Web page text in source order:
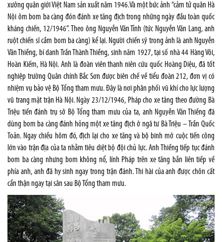
xưởng quân giới Việt Nam sản xuất năm 1946.Và một bức ảnh “cảm tử quân Hà
Nội ôm bom ba càng đón đánh xe tăng địch trong những ngày đầu toàn quốc
kháng chiến, 12/1946”. Theo ông Nguyễn Văn Tỉnh (tức Nguyễn Văn Lang, anh
ruột chiến sĩ cầm bom ba càng) kể lại. Người chiến sỹ trong ảnh là anh Nguyễn
Văn Thiềng, bí danh Trần Thành Thiềng, sinh năm 1927, tại số nhà 44 Hàng Vôi,
Hoàn Kiếm, Hà Nội. Anh là đoàn viên thanh niên cứu quốc Hoàng Diệu, đã tốt
nghiệp trường Quân chính Bắc Sơn được biên chế về tiểu đoàn 212, đơn vị có
nhiệm vụ bảo vệ Bộ Tổng tham mưu. Đây là nơi phân phối vũ khí cho lực lượng
vũ trang mặt trận Hà Nội. Ngày 23/12/1946, Pháp cho xe tăng theo đường Bà
Triệu tiến đánh trụ sở Bộ Tổng tham mưu của ta, anh Nguyễn Văn Thiềng đã
dùng bom ba càng đánh hỏng một xe tăng địch ở ngã tư Bà Triệu – Trần Quốc
Toản. Ngay chiều hôm đó, địch lại cho xe tăng và bộ binh mở cuộc tiến công
lớn vào trận địa của ta nhằm tiêu diệt bộ đội chủ lực. Anh Thiềng tiếp tục đánh
bom ba càng nhưng bom không nổ, lính Pháp trên xe tăng bắn liên tiếp về
phía anh, anh đã hy sinh ngay trong trận đánh. Thi hài của anh được chôn cất
cẩn thận ngay tại sân sau Bộ Tổng tham mưu.